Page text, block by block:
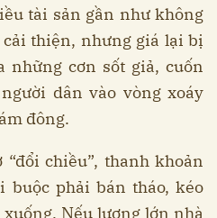
tài sản gần như không
thiện, nhưng giá lại bị
những cơn sốt giả, cuốn
dân vào vòng xoáy
đông.
chiều”, thanh khoản
buộc phải bán tháo, kéo
Nếu lượng lớn nhà